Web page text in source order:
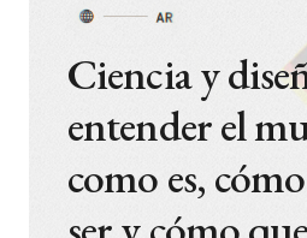
Ciencia y
entender el
como es,